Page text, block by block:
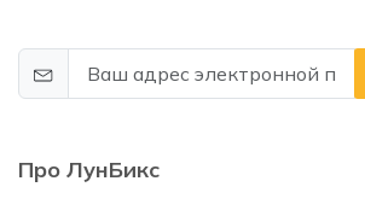
Про ЛунБикс